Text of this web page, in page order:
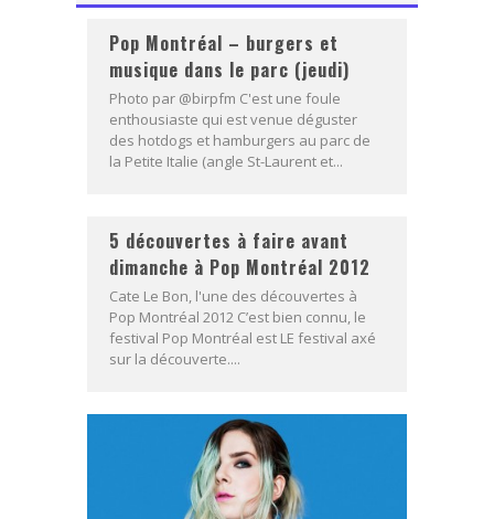
Pop Montréal – burgers et
musique dans le parc (jeudi)
Photo par @birpfm C'est une foule
enthousiaste qui est venue déguster
des hotdogs et hamburgers au parc de
la Petite Italie (angle St-Laurent et...
5 découvertes à faire avant
dimanche à Pop Montréal 2012
Cate Le Bon, l'une des découvertes à
Pop Montréal 2012 C’est bien connu, le
festival Pop Montréal est LE festival axé
sur la découverte....